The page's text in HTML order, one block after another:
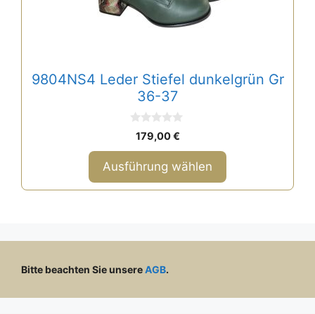
9804NS4 Leder Stiefel dunkelgrün Gr
36-37
o
n
5
179,00€
Ausführung wählen
werden
Bitte beachten Sie unsereAGB.